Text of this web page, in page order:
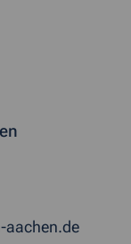
aachen.de